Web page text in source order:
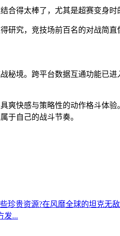
合得太棒了，尤其是超赛变身时
研究，竞技场前百名的对战简直
秘境。跨平台数据互通功能已
爽快感与策略性的动作格斗体
于自己的战斗节奏。
珍贵资源?在风靡全球的坦克
发...